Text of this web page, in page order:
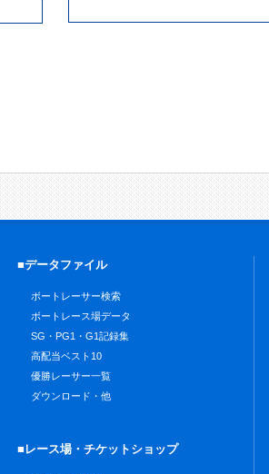
■データファイル
ボートレーサー検索
ボートレース場データ
SG・PG1・G1記録集
高配当ベスト10
優勝レーサー一覧
ダウンロード・他
■レース場・チケットショップ